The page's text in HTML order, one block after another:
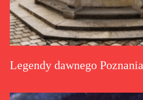
Legendy dawnego Poznania